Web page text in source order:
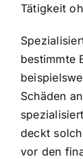
Tätigkeit
bestimmte
Schäden
deckt
vor den